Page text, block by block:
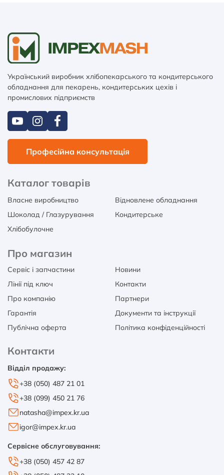
Український виробник хлібопекарського та кондитерського
обладнання для пекарень, кондитерських цехів і
промислових підприємств
Професійна консультація
Каталог товарів
Власне виробництво
Відновлене обладнання
Шоколад / Глазурування
Кондитерське
Хлібобулочне
Про магазин
Сервіс і запчастини
Новини
Лінії під ключ
Контакти
Про компанію
Партнери
Гарантія
Документи та інструкції
Публічна оферта
Політика конфіденційності
Контакти
Відділ продажу:
+38 (050) 487 21 01
+38 (099) 450 21 76
natasha@impex.kr.ua
igor@impex.kr.ua
Сервісне обслуговування:
+38 (050) 457 42 87